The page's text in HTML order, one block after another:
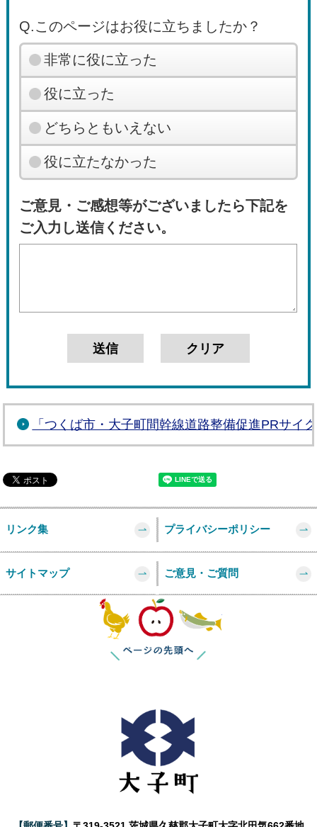
Q.このページはお役に立ちましたか？
非常に役に立った
役に立った
どちらともいえない
役に立たなかった
ご意見・ご感想等がございましたら下記を
ご入力し送信ください。
「つくば市・大子町間幹線道路整備促進PRサイ
リンク集 プライバシーポリシー
サイトマップ ご意見・ご質問